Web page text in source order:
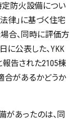
防火設備につい
律」に基づく住宅
合、同時に評価方
に公表した、YKK
報告された2105棟
合があるかどうか
あったのは、同